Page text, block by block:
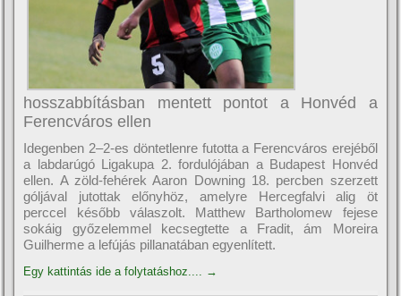
hosszabbí­tásban mentett pontot a Honvéd a
Ferencváros ellen
Idegenben 2–2-es döntetlenre futotta a Ferencváros erejéből
a labdarúgó Ligakupa 2. fordulójában a Budapest Honvéd
ellen. A zöld-fehérek Aaron Downing 18. percben szerzett
góljával jutottak előnyhöz, amelyre Hercegfalvi alig öt
perccel később válaszolt. Matthew Bartholomew fejese
sokáig győzelemmel kecsegtette a Fradit, ám Moreira
Guilherme a lefújás pillanatában egyenlí­tett.
Egy kattintás ide a folytatáshoz.... →